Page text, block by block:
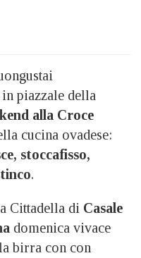
in piazzale della
alla Croce
cucina ovadese:
stoccafisso,
.
Cittadella di Casale
domenica vivace
birra con con